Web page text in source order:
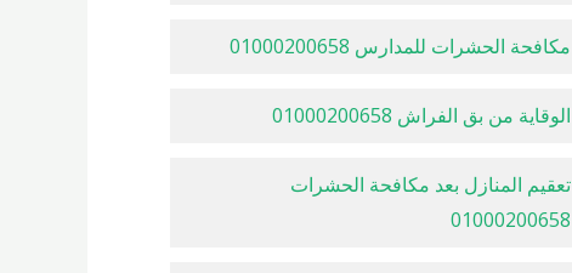
مكافحة الحشرات للمدارس 01000200658
الوقاية من بق الفراش 01000200658
تعقيم المنازل بعد مكافحة الحشرات
01000200658